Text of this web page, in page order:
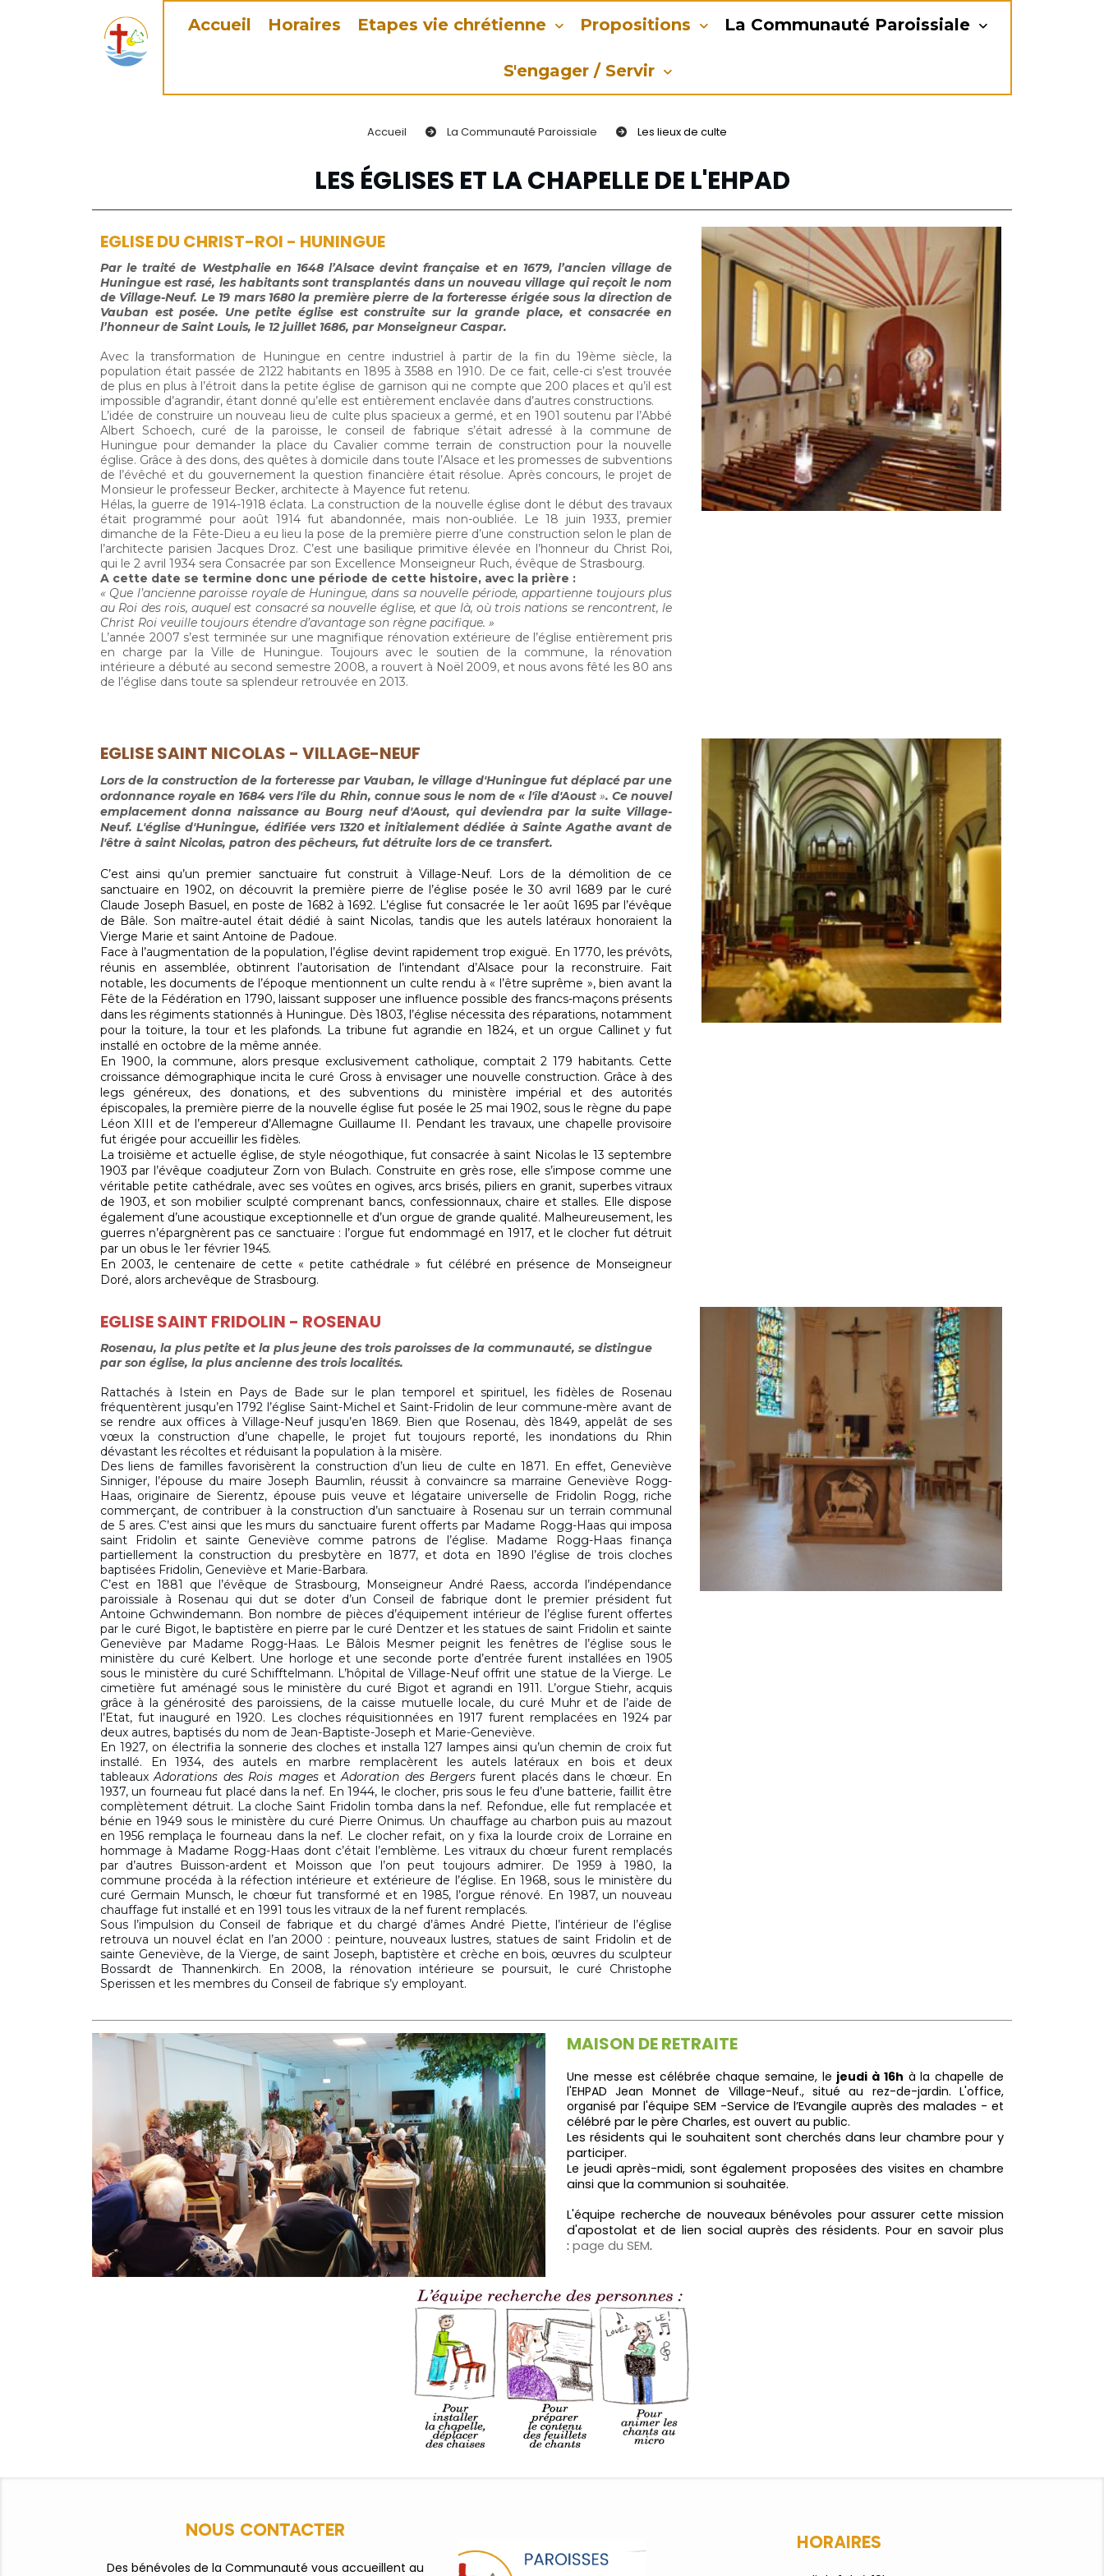
Accueil Horaires Etapes vie chrétienne Propositions La Communauté Paroissiale
S'engager / Servir
Accueil La Communauté Paroissiale Les lieux de culte
LES ÉGLISES ET LA CHAPELLE DE L'EHPAD
EGLISE DU CHRIST-ROI - HUNINGUE
Par le traité de Westphalie en 1648 l’Alsace devint française et en 1679, l’ancien village de
Huningue est rasé, les habitants sont transplantés dans un nouveau village qui reçoit le nom
de Village-Neuf. Le 19 mars 1680 la première pierre de la forteresse érigée sous la direction de
Vauban est posée. Une petite église est construite sur la grande place, et consacrée en
l’honneur de Saint Louis, le 12 juillet 1686, par Monseigneur Caspar.
Avec la transformation de Huningue en centre industriel à partir de la fin du 19ème siècle, la
population était passée de 2122 habitants en 1895 à 3588 en 1910. De ce fait, celle-ci s’est trouvée
de plus en plus à l’étroit dans la petite église de garnison qui ne compte que 200 places et qu’il est
impossible d’agrandir, étant donné qu’elle est entièrement enclavée dans d’autres constructions.
L’idée de construire un nouveau lieu de culte plus spacieux a germé, et en 1901 soutenu par l’Abbé
Albert Schoech, curé de la paroisse, le conseil de fabrique s’était adressé à la commune de
Huningue pour demander la place du Cavalier comme terrain de construction pour la nouvelle
église. Grâce à des dons, des quêtes à domicile dans toute l’Alsace et les promesses de subventions
de l’évêché et du gouvernement la question financière était résolue. Après concours, le projet de
Monsieur le professeur Becker, architecte à Mayence fut retenu.
Hélas, la guerre de 1914-1918 éclata. La construction de la nouvelle église dont le début des travaux
était programmé pour août 1914 fut abandonnée, mais non-oubliée. Le 18 juin 1933, premier
dimanche de la Fête-Dieu a eu lieu la pose de la première pierre d’une construction selon le plan de
l’architecte parisien Jacques Droz. C’est une basilique primitive élevée en l’honneur du Christ Roi,
qui le 2 avril 1934 sera Consacrée par son Excellence Monseigneur Ruch, évêque de Strasbourg.
A cette date se termine donc une période de cette histoire, avec la prière :
« Que l’ancienne paroisse royale de Huningue, dans sa nouvelle période, appartienne toujours plus
au Roi des rois, auquel est consacré sa nouvelle église, et que là, où trois nations se rencontrent, le
Christ Roi veuille toujours étendre d’avantage son règne pacifique. »
L’année 2007 s’est terminée sur une magnifique rénovation extérieure de l’église entièrement pris
en charge par la Ville de Huningue. Toujours avec le soutien de la commune, la rénovation
intérieure a débuté au second semestre 2008, a rouvert à Noël 2009, et nous avons fêté les 80 ans
de l’église dans toute sa splendeur retrouvée en 2013.
EGLISE SAINT NICOLAS - VILLAGE-NEUF
Lors de la construction de la forteresse par Vauban, le village d'Huningue fut déplacé par une
ordonnance royale en 1684 vers l'île du Rhin, connue sous le nom de « l'île d'Aoust». Ce nouvel
emplacement donna naissance au Bourg neuf d'Aoust, qui deviendra par la suite Village-
Neuf. L'église d'Huningue, édifiée vers 1320 et initialement dédiée à Sainte Agathe avant de
l'être à saint Nicolas, patron des pêcheurs, fut détruite lors de ce transfert.
C’est ainsi qu’un premier sanctuaire fut construit à Village-Neuf. Lors de la démolition de ce
sanctuaire en 1902, on découvrit la première pierre de l’église posée le 30 avril 1689 par le curé
Claude Joseph Basuel, en poste de 1682 à 1692. L’église fut consacrée le 1er août 1695 par l’évêque
de Bâle. Son maître-autel était dédié à saint Nicolas, tandis que les autels latéraux honoraient la
Vierge Marie et saint Antoine de Padoue.
Face à l’augmentation de la population, l’église devint rapidement trop exiguë. En 1770, les prévôts,
réunis en assemblée, obtinrent l’autorisation de l’intendant d’Alsace pour la reconstruire. Fait
notable, les documents de l’époque mentionnent un culte rendu à « l’être suprême », bien avant la
Fête de la Fédération en 1790, laissant supposer une influence possible des francs-maçons présents
dans les régiments stationnés à Huningue. Dès 1803, l’église nécessita des réparations, notamment
pour la toiture, la tour et les plafonds. La tribune fut agrandie en 1824, et un orgue Callinet y fut
installé en octobre de la même année.
En 1900, la commune, alors presque exclusivement catholique, comptait 2 179 habitants. Cette
croissance démographique incita le curé Gross à envisager une nouvelle construction. Grâce à des
legs généreux, des donations, et des subventions du ministère impérial et des autorités
épiscopales, la première pierre de la nouvelle église fut posée le 25 mai 1902, sous le règne du pape
Léon XIII et de l’empereur d’Allemagne Guillaume II. Pendant les travaux, une chapelle provisoire
fut érigée pour accueillir les fidèles.
La troisième et actuelle église, de style néogothique, fut consacrée à saint Nicolas le 13 septembre
1903 par l’évêque coadjuteur Zorn von Bulach. Construite en grès rose, elle s’impose comme une
véritable petite cathédrale, avec ses voûtes en ogives, arcs brisés, piliers en granit, superbes vitraux
de 1903, et son mobilier sculpté comprenant bancs, confessionnaux, chaire et stalles. Elle dispose
également d’une acoustique exceptionnelle et d’un orgue de grande qualité. Malheureusement, les
guerres n’épargnèrent pas ce sanctuaire : l’orgue fut endommagé en 1917, et le clocher fut détruit
par un obus le 1er février 1945.
En 2003, le centenaire de cette « petite cathédrale » fut célébré en présence de Monseigneur
Doré, alors archevêque de Strasbourg.
EGLISE SAINT FRIDOLIN - ROSENAU
Rosenau, la plus petite et la plus jeune des trois paroisses de la communauté, se distingue
par son église, la plus ancienne des trois localités.
Rattachés à Istein en Pays de Bade sur le plan temporel et spirituel, les fidèles de Rosenau
fréquentèrent jusqu’en 1792 l’église Saint-Michel et Saint-Fridolin de leur commune-mère avant de
se rendre aux offices à Village-Neuf jusqu’en 1869. Bien que Rosenau, dès 1849, appelât de ses
vœux la construction d’une chapelle, le projet fut toujours reporté, les inondations du Rhin
dévastant les récoltes et réduisant la population à la misère.
Des liens de familles favorisèrent la construction d’un lieu de culte en 1871. En effet, Geneviève
Sinniger, l’épouse du maire Joseph Baumlin, réussit à convaincre sa marraine Geneviève Rogg-
Haas, originaire de Sierentz, épouse puis veuve et légataire universelle de Fridolin Rogg, riche
commerçant, de contribuer à la construction d’un sanctuaire à Rosenau sur un terrain communal
de 5 ares. C’est ainsi que les murs du sanctuaire furent offerts par Madame Rogg-Haas qui imposa
saint Fridolin et sainte Geneviève comme patrons de l’église. Madame Rogg-Haas finança
partiellement la construction du presbytère en 1877, et dota en 1890 l’église de trois cloches
baptisées Fridolin, Geneviève et Marie-Barbara.
C’est en 1881 que l’évêque de Strasbourg, Monseigneur André Raess, accorda l’indépendance
paroissiale à Rosenau qui dut se doter d’un Conseil de fabrique dont le premier président fut
Antoine Gchwindemann. Bon nombre de pièces d’équipement intérieur de l’église furent offertes
par le curé Bigot, le baptistère en pierre par le curé Dentzer et les statues de saint Fridolin et sainte
Geneviève par Madame Rogg-Haas. Le Bâlois Mesmer peignit les fenêtres de l’église sous le
ministère du curé Kelbert. Une horloge et une seconde porte d’entrée furent installées en 1905
sous le ministère du curé Schifftelmann. L’hôpital de Village-Neuf offrit une statue de la Vierge. Le
cimetière fut aménagé sous le ministère du curé Bigot et agrandi en 1911. L’orgue Stiehr, acquis
grâce à la générosité des paroissiens, de la caisse mutuelle locale, du curé Muhr et de l’aide de
l’Etat, fut inauguré en 1920. Les cloches réquisitionnées en 1917 furent remplacées en 1924 par
deux autres, baptisés du nom de Jean-Baptiste-Joseph et Marie-Geneviève.
En 1927, on électrifia la sonnerie des cloches et installa 127 lampes ainsi qu’un chemin de croix fut
installé. En 1934, des autels en marbre remplacèrent les autels latéraux en bois et deux
tableauxAdorations des Rois magesetAdoration des Bergers furent placés dans le chœur. En
1937, un fourneau fut placé dans la nef. En 1944, le clocher, pris sous le feu d’une batterie, faillit être
complètement détruit. La cloche Saint Fridolin tomba dans la nef. Refondue, elle fut remplacée et
bénie en 1949 sous le ministère du curé Pierre Onimus. Un chauffage au charbon puis au mazout
en 1956 remplaça le fourneau dans la nef. Le clocher refait, on y fixa la lourde croix de Lorraine en
hommage à Madame Rogg-Haas dont c’était l’emblème. Les vitraux du chœur furent remplacés
par d’autres Buisson-ardent et Moisson que l’on peut toujours admirer. De 1959 à 1980, la
commune procéda à la réfection intérieure et extérieure de l’église. En 1968, sous le ministère du
curé Germain Munsch, le chœur fut transformé et en 1985, l’orgue rénové. En 1987, un nouveau
chauffage fut installé et en 1991 tous les vitraux de la nef furent remplacés.
Sous l’impulsion du Conseil de fabrique et du chargé d’âmes André Piette, l’intérieur de l’église
retrouva un nouvel éclat en l’an 2000 : peinture, nouveaux lustres, statues de saint Fridolin et de
sainte Geneviève, de la Vierge, de saint Joseph, baptistère et crèche en bois, œuvres du sculpteur
Bossardt de Thannenkirch. En 2008, la rénovation intérieure se poursuit, le curé Christophe
Sperissen et les membres du Conseil de fabrique s’y employant.
MAISON DE RETRAITE
Une messe est célébrée chaque semaine, le jeudi à 16h à la chapelle de
l'EHPAD Jean Monnet de Village-Neuf., situé au rez-de-jardin. L'office,
organisé par l'équipe SEM -Service de l’Evangile auprès des malades - et
célébré par le père Charles, est ouvert au public.
Les résidents qui le souhaitent sont cherchés dans leur chambre pour y
participer.
Le jeudi après-midi, sont également proposées des visites en chambre
ainsi que la communion si souhaitée.
L'équipe recherche de nouveaux bénévoles pour assurer cette mission
d'apostolat et de lien social auprès des résidents. Pour en savoir plus
: page du SEM.
NOUS CONTACTER
Des bénévoles de la Communauté vous accueillent au
HORAIRES